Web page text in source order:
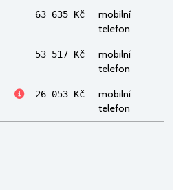
63 635 Kč
mobilní
telefon
53 517 Kč
mobilní
telefon
26 053 Kč
mobilní
telefon